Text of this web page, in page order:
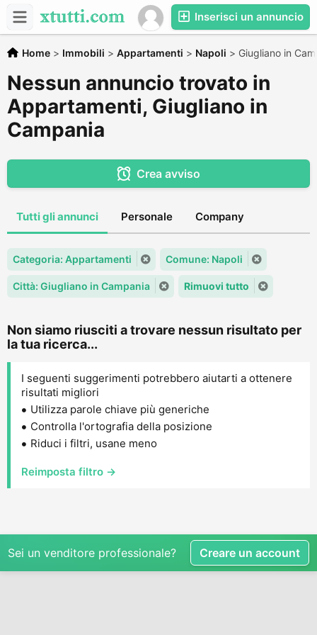
Inserisci un annuncio
Home > Immobili > Appartamenti > Napoli > Giugliano in
Nessun annuncio trovato in
Appartamenti, Giugliano in
Campania
Crea avviso
Tutti gli annunci Personale Company
Categoria: Appartamenti Comune: Napoli
Città: Giugliano in Campania Rimuovi tutto
Non siamo riusciti a trovare nessun risultato per
la tua ricerca...
I seguenti suggerimenti potrebbero aiutarti a ottenere
risultati migliori
Utilizza parole chiave più generiche
Controlla l'ortografia della posizione
Riduci i filtri, usane meno
Reimposta filtro →
Sei un venditore professionale? Creare un account